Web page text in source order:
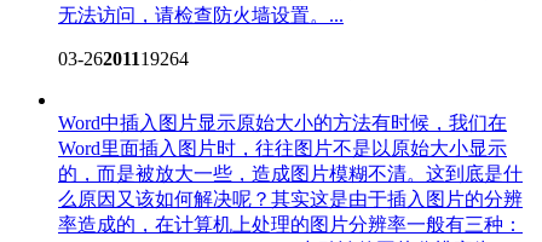
无法访问，请检查防火墙设置。...
03-26201119264
Word中插入图片显示原始大小的方法有时候，我们在
Word里面插入图片时，往往图片不是以原始大小显示
的，而是被放大一些，造成图片模糊不清。这到底是什
么原因又该如何解决呢？其实这是由于插入图片的分辨
率造成的，在计算机上处理的图片分辨率一般有三种：